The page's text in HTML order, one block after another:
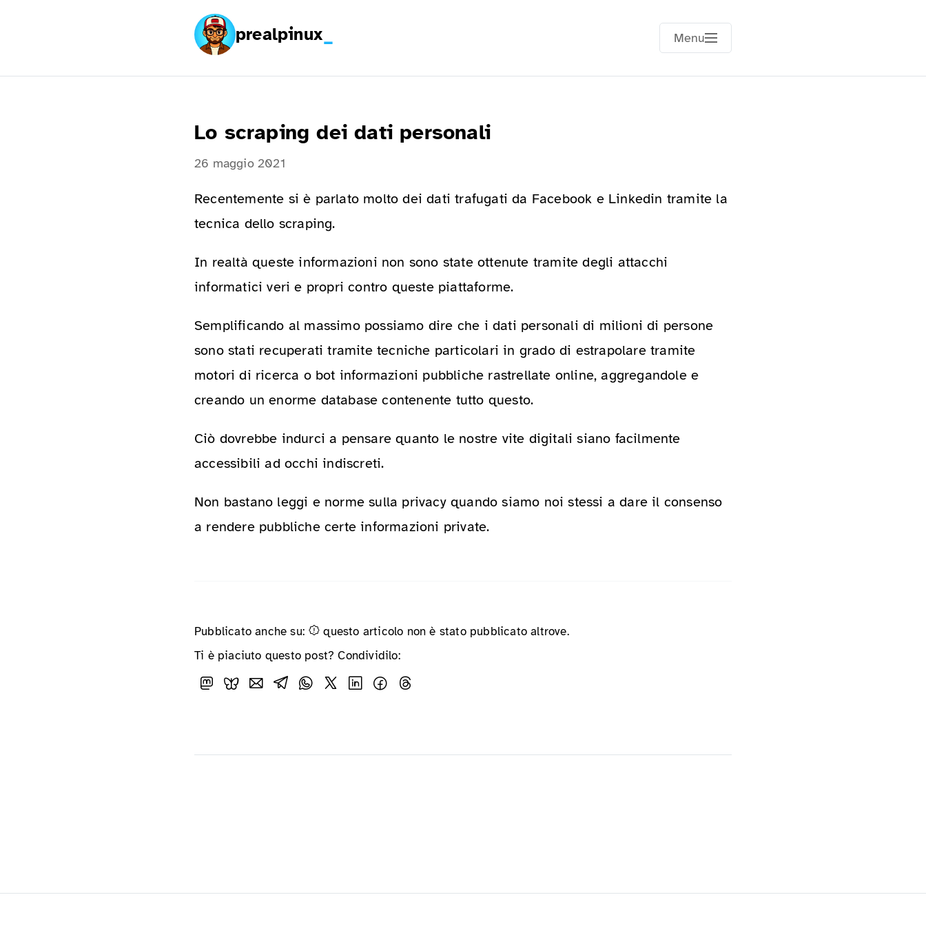
prealpinux Menu
Lo scraping dei dati personali
26 maggio 2021
Recentemente si è parlato molto dei dati trafugati da Facebook e Linkedin tramite la
tecnica dello scraping.
In realtà queste informazioni non sono state ottenute tramite degli attacchi
informatici veri e propri contro queste piattaforme.
Semplificando al massimo possiamo dire che i dati personali di milioni di persone
sono stati recuperati tramite tecniche particolari in grado di estrapolare tramite
motori di ricerca o bot informazioni pubbliche rastrellate online, aggregandole e
creando un enorme database contenente tutto questo.
Ciò dovrebbe indurci a pensare quanto le nostre vite digitali siano facilmente
accessibili ad occhi indiscreti.
Non bastano leggi e norme sulla privacy quando siamo noi stessi a dare il consenso
a rendere pubbliche certe informazioni private.
Pubblicato anche su:
questo articolo non è stato pubblicato altrove.
Ti è piaciuto questo post? Condividilo: